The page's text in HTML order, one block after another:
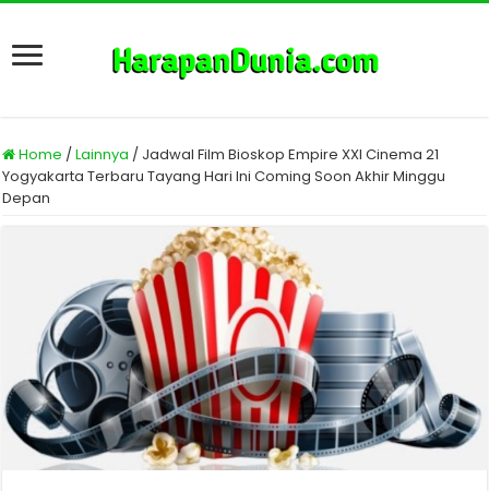
Home /Lainnya / Jadwal Film Bioskop Empire XXI Cinema 21
Yogyakarta Terbaru Tayang Hari Ini Coming Soon Akhir Minggu
Depan